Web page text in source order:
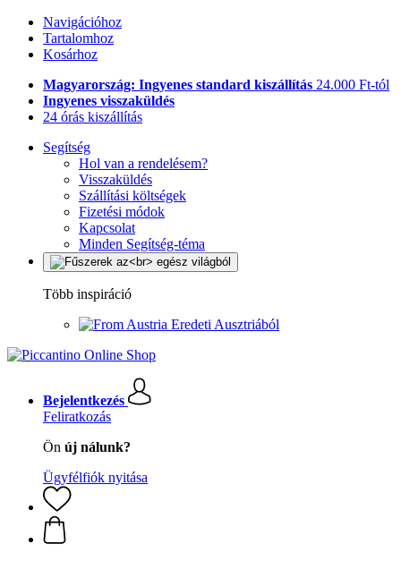
Navigációhoz
Tartalomhoz
Kosárhoz
Magyarország: Ingyenes standard kiszállítás 24.000 Ft-tól
Ingyenes visszaküldés
24 órás kiszállítás
Segítség
Hol van a rendelésem?
Visszaküldés
Szállítási költségek
Fizetési módok
Kapcsolat
Minden Segítség-téma
Több inspiráció
Eredeti Ausztriából
Bejelentkezés
Feliratkozás
Ön új nálunk?
Ügyfélfiók nyitása